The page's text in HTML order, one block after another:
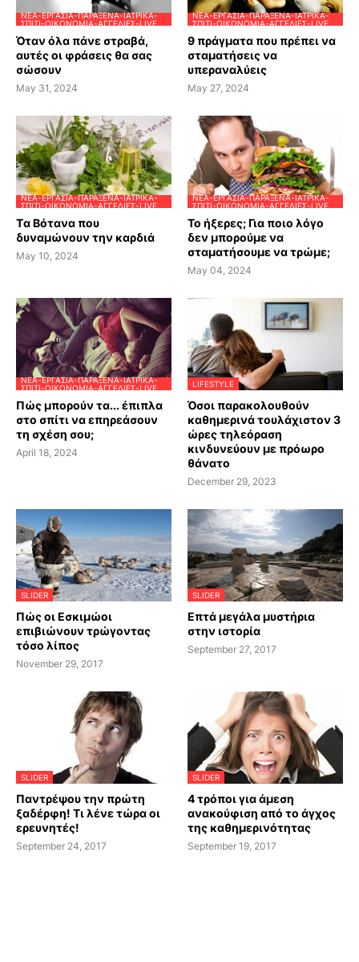
ΝΈΑ-ΕΡΓΑΣΊΑ-ΠΑΡΆΞΕΝΑ-ΙΑΤΡΙΚΆ-
ΣΠΊΤΙ-ΟΙΚΟΝΟΜΊΑ-ΑΓΓΕΛΊΕΣ-LIVE
Όταν όλα πάνε στραβά,
αυτές οι φράσεις θα σας
σώσουν
May 31, 2024
ΝΈΑ-ΕΡΓΑΣΊΑ-ΠΑΡΆΞΕΝΑ-ΙΑΤΡΙΚΆ-
ΣΠΊΤΙ-ΟΙΚΟΝΟΜΊΑ-ΑΓΓΕΛΊΕΣ-LIVE
9 πράγματα που πρέπει να
σταματήσεις να
υπεραναλύεις
May 27, 2024
ΝΈΑ-ΕΡΓΑΣΊΑ-ΠΑΡΆΞΕΝΑ-ΙΑΤΡΙΚΆ-
ΣΠΊΤΙ-ΟΙΚΟΝΟΜΊΑ-ΑΓΓΕΛΊΕΣ-LIVE
Tα Βότανα που
δυναμώνουν την καρδιά
May 10, 2024
ΝΈΑ-ΕΡΓΑΣΊΑ-ΠΑΡΆΞΕΝΑ-ΙΑΤΡΙΚΆ-
ΣΠΊΤΙ-ΟΙΚΟΝΟΜΊΑ-ΑΓΓΕΛΊΕΣ-LIVE
Το ήξερες; Για ποιο λόγο
δεν μπορούμε να
σταματήσουμε να τρώμε;
May 04, 2024
ΝΈΑ-ΕΡΓΑΣΊΑ-ΠΑΡΆΞΕΝΑ-ΙΑΤΡΙΚΆ-
ΣΠΊΤΙ-ΟΙΚΟΝΟΜΊΑ-ΑΓΓΕΛΊΕΣ-LIVE
Πώς μπορούν τα... έπιπλα
στο σπίτι να επηρεάσουν
τη σχέση σου;
April 18, 2024
LIFESTYLE
Όσοι παρακολουθούν
καθημερινά τουλάχιστον 3
ώρες τηλεόραση
κινδυνεύουν με πρόωρο
θάνατο
December 29, 2023
SLIDER
Πώς οι Εσκιμώοι
επιβιώνουν τρώγοντας
τόσο λίπος
November 29, 2017
SLIDER
Επτά μεγάλα μυστήρια
στην ιστορία
September 27, 2017
SLIDER
Παντρέψου την πρώτη
ξαδέρφη! Τι λένε τώρα οι
ερευνητές!
September 24, 2017
SLIDER
4 τρόποι για άμεση
ανακούφιση από το άγχος
της καθημερινότητας
September 19, 2017